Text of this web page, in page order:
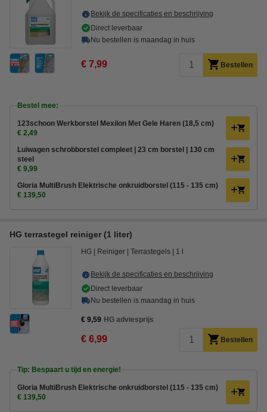
Bekijk de specificaties en beschrijving
Direct leverbaar
Nu bestellen is maandag in huis
€ 7,99 Bestellen
Bestel mee:
123schoon Werkborstel Mexilon Met Gele Haren (18,5 cm)
€ 2,49
Luiwagen schrobborstel compleet | 23 cm borstel | 130 cm
steel
€ 9,99
Gloria MultiBrush Elektrische onkruidborstel (115 - 135 cm)
€ 139,50
HG terrastegel reiniger (1 liter)
HG Reiniger Terrastegels 1 l
Bekijk de specificaties en beschrijving
Direct leverbaar
Nu bestellen is maandag in huis
€ 9,59 HG adviesprijs
€ 6,99 Bestellen
Tip: Bespaart u tijd en energie!
Gloria MultiBrush Elektrische onkruidborstel (115 - 135 cm)
€ 139,50